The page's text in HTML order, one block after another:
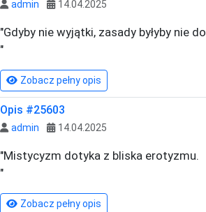
admin 14.04.2025
"Gdyby nie wyjątki, zasady byłyby nie
"
Zobacz pełny opis
Opis #25603
admin 14.04.2025
"Mistycyzm dotyka z bliska erotyzmu.
"
Zobacz pełny opis